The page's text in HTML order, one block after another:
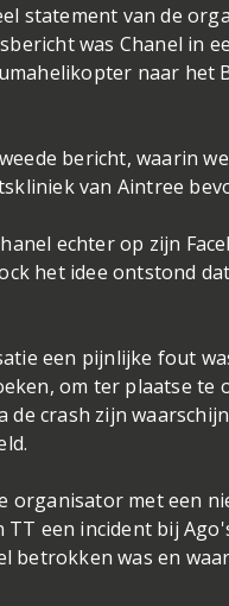
statement van de
was Chanel in
naar het
bericht, waarin
van Aintree
echter op zijn
het idee ontstond
een pijnlijke fout
om ter plaatse te
de crash zijn
organisator met een
een incident bij
betrokken was en